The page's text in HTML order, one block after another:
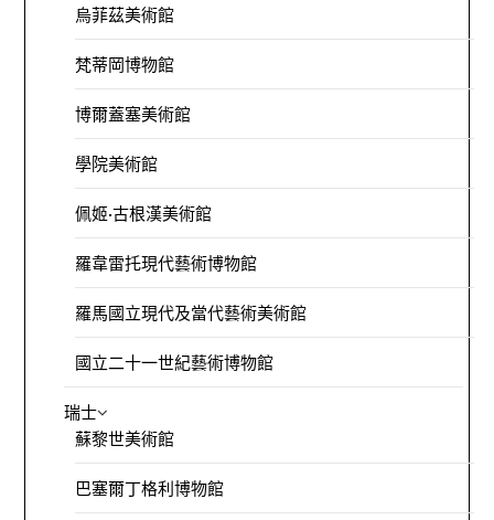
烏菲茲美術館
梵蒂岡博物館
博爾蓋塞美術館
學院美術館
佩姬·古根漢美術館
羅韋雷托現代藝術博物館
羅馬國立現代及當代藝術美術館
國立二十一世紀藝術博物館
瑞士
蘇黎世美術館
巴塞爾丁格利博物館